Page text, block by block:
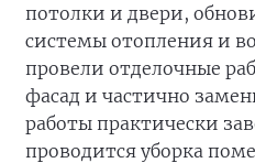
потолки и двери,
системы отопления и
провели отделочные
фасад и частично
работы практически
проводится уборка